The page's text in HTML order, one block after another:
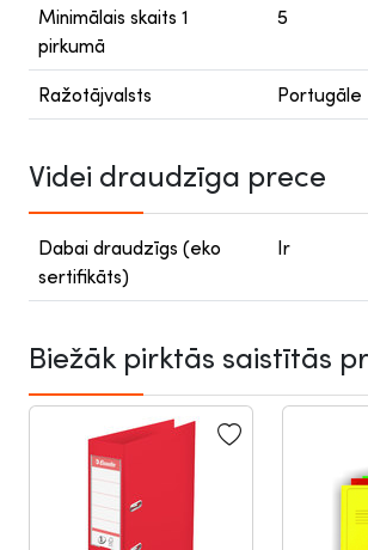
Minimālais skaits 1
pirkumā
5
Ražotājvalsts Portugāle
Videi draudzīga prece
Dabai draudzīgs (eko
sertifikāts)
Ir
Biežāk pirktās saistītās